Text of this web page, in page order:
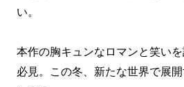
い。
本作の胸キュンなロマンと笑い
必見。この冬、新たな世界で展